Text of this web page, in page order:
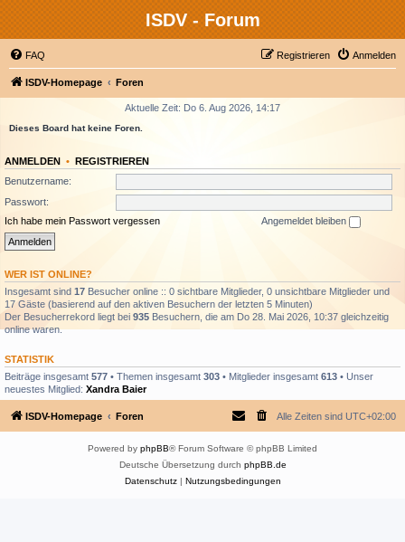
ISDV - Forum
FAQ Anmelden
Registrieren
ISDV-Homepage Foren
Aktuelle Zeit: Do 6. Aug 2026, 14:17
Dieses Board hat keine Foren.
ANMELDEN • REGISTRIEREN
Benutzername:
Passwort:
Ich habe mein Passwort vergessen
Angemeldet bleiben
WER IST ONLINE?
Insgesamt sind 17 Besucher online :: 0 sichtbare Mitglieder, 0 unsichtbare Mitglieder und
17 Gäste (basierend auf den aktiven Besuchern der letzten 5 Minuten)
Der Besucherrekord liegt bei 935 Besuchern, die am Do 28. Mai 2026, 10:37 gleichzeitig
online waren.
STATISTIK
Beiträge insgesamt 577 • Themen insgesamt 303 • Mitglieder insgesamt 613 • Unser
neuestes Mitglied: Xandra Baier
ISDV-Homepage Foren Alle Zeiten sind UTC+02:00
Powered by phpBB® Forum Software © phpBB Limited
Deutsche Übersetzung durch phpBB.de
Datenschutz| Nutzungsbedingungen